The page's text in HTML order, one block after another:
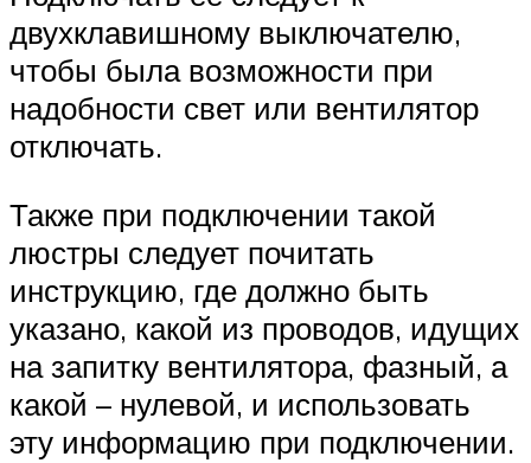
двухклавишному выключателю,
чтобы была возможности при
надобности свет или вентилятор
отключать.
Также при подключении такой
люстры следует почитать
инструкцию, где должно быть
указано, какой из проводов, идущих
на запитку вентилятора, фазный, а
какой – нулевой, и использовать
эту информацию при подключении.